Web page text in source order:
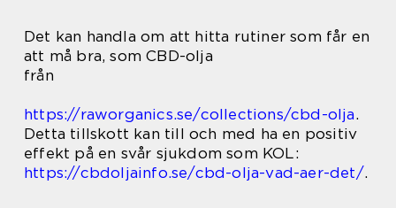
Det kan handla om att hitta rutiner som får en
att må bra, som CBD-olja
från
https://raworganics.se/collections/cbd-olja.
Detta tillskott kan till och med ha en positiv
effekt på en svår sjukdom som KOL:
https://cbdoljainfo.se/cbd-olja-vad-aer-det/.